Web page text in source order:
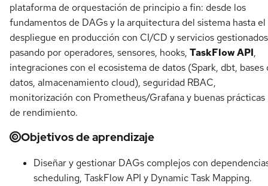
plataforma de orquestación de principio a fin: desde los
fundamentos de DAGs y la arquitectura del sistema hasta el
despliegue en producción con CI/CD y servicios
pasando por operadores, sensores, hooks, TaskFlow API,
integraciones con el ecosistema de datos (Spark, dbt, bases
datos, almacenamiento cloud), seguridad RBAC,
monitorización con Prometheus/Grafana y buenas prácticas
de rendimiento.
Objetivos de aprendizaje
Diseñar y gestionar DAGs complejos con
scheduling, TaskFlow API y Dynamic Task Mapping.